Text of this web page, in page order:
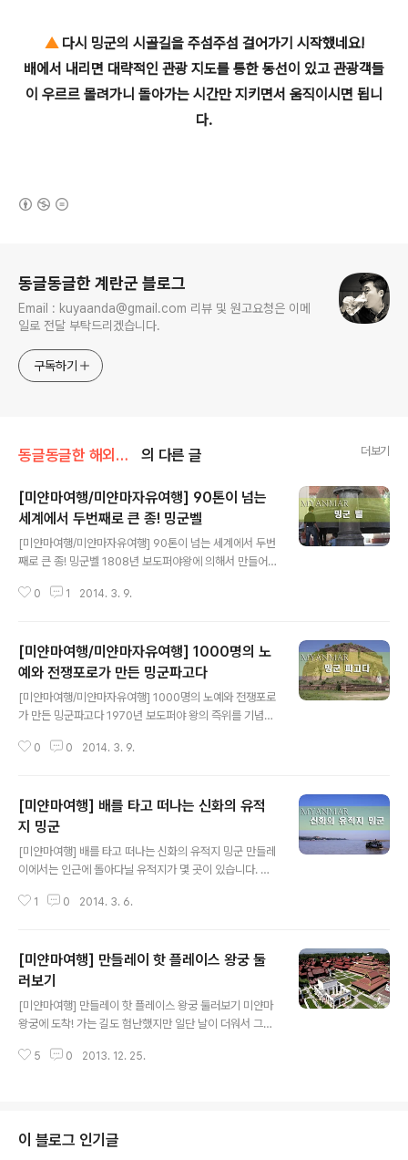
▲ 다시 밍군의 시골길을 주섬주섬 걸어가기 시작했네요!
배에서 내리면 대략적인 관광 지도를 통한 동선이 있고 관광객들
이 우르르 몰려가니 돌아가는 시간만 지키면서 움직이시면 됩니
다.
동글동글한 계란군 블로그
Email : kuyaanda@gmail.com 리뷰 및 원고요청은 이메
일로 전달 부탁드리겠습니다.
구독하기
동글동글한 해외여행/2012 Myanmar 의 다른 글 더보기
[미얀마여행/미얀마자유여행] 90톤이 넘는
세계에서 두번째로 큰 종! 밍군벨
[미얀마여행/미얀마자유여행] 90톤이 넘는 세계에서 두번
째로 큰 종! 밍군벨 1808년 보도퍼야왕에 의해서 만들어
종입니다. 90톤이나 되는 거대한 무게에 외관에는 보도퍼
요.. 물론 백성들이야 죽을 맛이었겠죠! 원래 왕이 쓸대없는
짓을 많이 하면 아래에서 죽어나는 법이니까요. ▲ 밍군벨
을 보고 나서.. 가장 먼저 든 생각은 관리 좀 하지!! 라는 생
각이 많이 들더군요. ▲ 무게가 워낙 무겁기 때문에 종을
흔적을 아주 고스란히 가지고 있습니다. 좀 닦는 사람이라
0 1 2014. 3. 9.
[미얀마여행/미얀마자유여행] 1000명의 노
예와 전쟁포로가 만든 밍군파고다
[미얀마여행/미얀마자유여행] 1000명의 노예와 전쟁포로
가 만든 밍군파고다 1970년 보도퍼야 왕의 즉위를 기념하
축한 파고다 입니다. 이후 보도퍼야 왕 사후 중단 되었고 1
이 되지가 않았지만 만들어 졌다면 총 150m 높이의 파고
다가 생겼을테니.. 세계에서 가장 큰 파고다가 되었을 겁니
다. ▲ 1838년에 있던 지진의 피해가 그대로 들어나 있습
니다. 하도 거대하기 때문에 기단 자체만 있는 형식이라도
니다. 다행히 올라갈 수 있게 되어 있지만 이렇게 쌓아놓은
0 0 2014. 3. 9.
[미얀마여행] 배를 타고 떠나는 신화의 유적
지 밍군
[미얀마여행] 배를 타고 떠나는 신화의 유적지 밍군 만들레
이에서는 인근에 돌아다닐 유적지가 몇 곳이 있습니다. 잉
부분의 미얀마의 관광지가 그렇지만 파고다를 둘러보는 여
만 밍군의 경우는 차를 타면 너무 돌아가기 때문에 배를 타
고 하루관광으로 떠나시면 됩니다. 여행객들이 많은 숙소
들은 자체 관광상품을 가지고 있어도 꽤 잘될 것 같다는 생
각이 들었는데.. ^^; 별도의 일일투어 상품도 없기 때문에
밍군은 아침 9시에 선착장에서 출발하는 배를 타고 들어갈
1 0 2014. 3. 6.
[미얀마여행] 만들레이 핫 플레이스 왕궁 둘
러보기
[미얀마여행] 만들레이 핫 플레이스 왕궁 둘러보기 미얀마
왕궁에 도착! 가는 길도 험난했지만 일단 날이 더워서 그런
면 미얀마 돌아다니기 정말 좋을 것 같은데 현지인이 아니
고 있어서 사실상 돌아 볼 수 있는 부분이 적은 편입니다.
위의 사진을 보면 노란색지역 그리고 들어가는 입구도 한
5 0 2013. 12. 25.
이 블로그 인기글